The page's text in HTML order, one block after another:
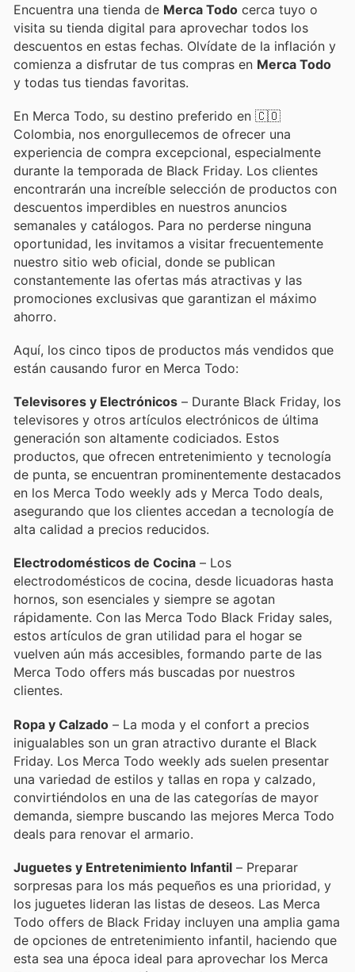
Encuentra una tienda de Merca Todo cerca tuyo o
visita su tienda digital para aprovechar todos los
descuentos en estas fechas. Olvídate de la inflación y
comienza a disfrutar de tus compras en Merca Todo
y todas tus tiendas favoritas.
En Merca Todo, su destino preferido en 🇨🇴
Colombia, nos enorgullecemos de ofrecer una
experiencia de compra excepcional, especialmente
durante la temporada de Black Friday. Los clientes
encontrarán una increíble selección de productos con
descuentos imperdibles en nuestros anuncios
semanales y catálogos. Para no perderse ninguna
oportunidad, les invitamos a visitar frecuentemente
nuestro sitio web oficial, donde se publican
constantemente las ofertas más atractivas y las
promociones exclusivas que garantizan el máximo
ahorro.
Aquí, los cinco tipos de productos más vendidos que
están causando furor en Merca Todo:
Televisores y Electrónicos – Durante Black Friday, los
televisores y otros artículos electrónicos de última
generación son altamente codiciados. Estos
productos, que ofrecen entretenimiento y tecnología
de punta, se encuentran prominentemente destacados
en los Merca Todo weekly ads y Merca Todo deals,
asegurando que los clientes accedan a tecnología de
alta calidad a precios reducidos.
Electrodomésticos de Cocina – Los
electrodomésticos de cocina, desde licuadoras hasta
hornos, son esenciales y siempre se agotan
rápidamente. Con las Merca Todo Black Friday sales,
estos artículos de gran utilidad para el hogar se
vuelven aún más accesibles, formando parte de las
Merca Todo offers más buscadas por nuestros
clientes.
Ropa y Calzado – La moda y el confort a precios
inigualables son un gran atractivo durante el Black
Friday. Los Merca Todo weekly ads suelen presentar
una variedad de estilos y tallas en ropa y calzado,
convirtiéndolos en una de las categorías de mayor
demanda, siempre buscando las mejores Merca Todo
deals para renovar el armario.
Juguetes y Entretenimiento Infantil – Preparar
sorpresas para los más pequeños es una prioridad, y
los juguetes lideran las listas de deseos. Las Merca
Todo offers de Black Friday incluyen una amplia gama
de opciones de entretenimiento infantil, haciendo que
esta sea una época ideal para aprovechar los Merca